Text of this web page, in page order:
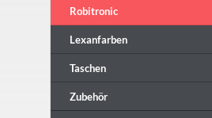
Robitronic
Lexanfarben
Taschen
Zubehör